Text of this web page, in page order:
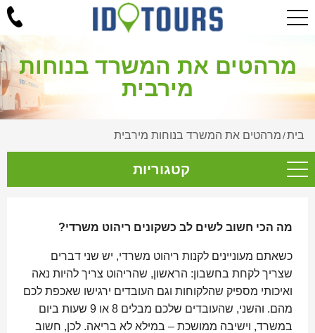
מרהטים את המשרד בנוחות
מירבית
בית/מרהטים את המשרד בנוחות מירבית
קטגוריות
מה הכי חשוב לשים לב כשקונים ריהוט משרדי?
כשאתם מעוניינים לקנות ריהוט משרדי, יש שני דברים
שצריך לקחת בחשבון: הראשון, שהריהוט צריך להיות נאה
ואיכותי מספיק שהלקוחות וגם העובדים ירגישו שאכפת לכם
מהם. והשני, שהעובדים שלכם מבלים 8 או 9 שעות ביום
במשרד, וישיבה ממושכת – במילא לא בריאה. לכן, חשוב